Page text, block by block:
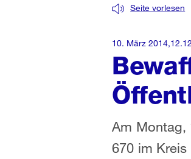
Seite vorlesen
Am Montag,
670 im
10. März